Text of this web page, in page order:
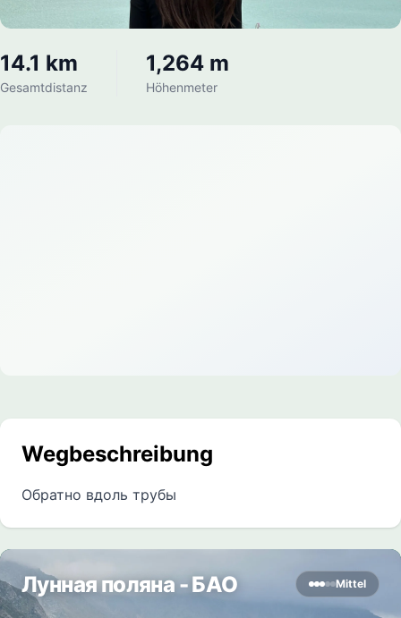
14.1 km
Gesamtdistanz
1,264 m
Höhenmeter
Wegbeschreibung
Обратно вдоль трубы
Лунная поляна - БАО Mittel